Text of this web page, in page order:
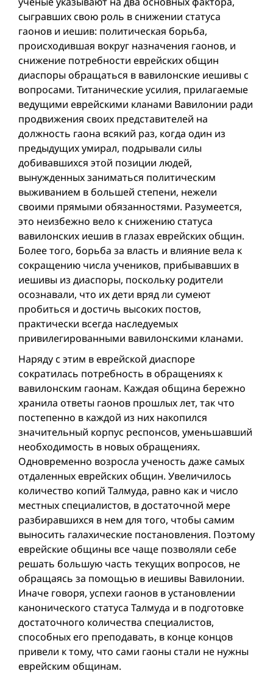
сыгравших свою роль в снижении статуса
гаонов и иешив: политическая борьба,
происходившая вокруг назначения гаонов, и
снижение потребности еврейских общин
диаспоры обращаться в вавилонские иешивы с
вопросами. Титанические усилия, прилагаемые
ведущими еврейскими кланами Вавилонии ради
продвижения своих представителей на
должность гаона всякий раз, когда один из
предыдущих умирал, подрывали силы
добивавшихся этой позиции людей,
вынужденных заниматься политическим
выживанием в большей степени, нежели
своими прямыми обязанностями. Разумеется,
это неизбежно вело к снижению статуса
вавилонских иешив в глазах еврейских общин.
Более того, борьба за власть и влияние вела к
сокращению числа учеников, прибывавших в
иешивы из диаспоры, поскольку родители
осознавали, что их дети вряд ли сумеют
пробиться и достичь высоких постов,
практически всегда наследуемых
привилегированными вавилонскими кланами.
Наряду с этим в еврейской диаспоре
сократилась потребность в обращениях к
вавилонским гаонам. Каждая община бережно
хранила ответы гаонов прошлых лет, так что
постепенно в каждой из них накопился
значительный корпус респонсов, уменьшавший
необходимость в новых обращениях.
Одновременно возросла ученость даже самых
отдаленных еврейских общин. Увеличилось
количество копий Талмуда, равно как и число
местных специалистов, в достаточной мере
разбиравшихся в нем для того, чтобы самим
выносить галахические постановления. Поэтому
еврейские общины все чаще позволяли себе
решать большую часть текущих вопросов, не
обращаясь за помощью в иешивы Вавилонии.
Иначе говоря, успехи гаонов в установлении
канонического статуса Талмуда и в подготовке
достаточного количества специалистов,
способных его преподавать, в конце концов
привели к тому, что сами гаоны стали не нужны
еврейским общинам.